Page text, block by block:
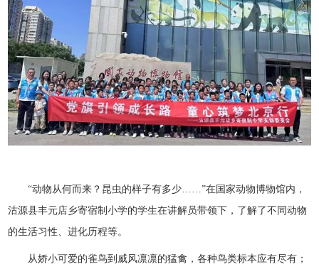
“动物从何而来？昆虫的样子有多少……”在国家动物博物馆内，
沽源县丰元店乡寄宿制小学的学生在讲解员带领下，了解了不同动物
的生活习性、进化历程等。
从娇小可爱的雀鸟到威风凛凛的猛禽，各种鸟类标本应有尽有；